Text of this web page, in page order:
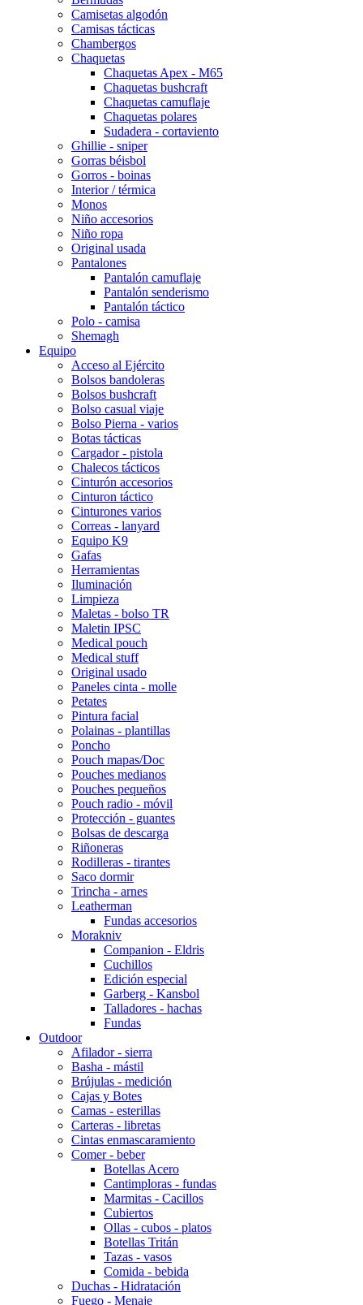
Camisetas algodón
Camisas tácticas
Chambergos
Chaquetas
Chaquetas Apex - M65
Chaquetas bushcraft
Chaquetas camuflaje
Chaquetas polares
Sudadera - cortaviento
Ghillie - sniper
Gorras béisbol
Gorros - boinas
Interior / térmica
Monos
Niño accesorios
Niño ropa
Original usada
Pantalones
Pantalón camuflaje
Pantalón senderismo
Pantalón táctico
Polo - camisa
Shemagh
Equipo
Acceso al Ejército
Bolsos bandoleras
Bolsos bushcraft
Bolso casual viaje
Bolso Pierna - varios
Botas tácticas
Cargador - pistola
Chalecos tácticos
Cinturón accesorios
Cinturon táctico
Cinturones varios
Correas - lanyard
Equipo K9
Gafas
Herramientas
Iluminación
Limpieza
Maletas - bolso TR
Maletin IPSC
Medical pouch
Medical stuff
Original usado
Paneles cinta - molle
Petates
Pintura facial
Polainas - plantillas
Poncho
Pouch mapas/Doc
Pouches medianos
Pouches pequeños
Pouch radio - móvil
Protección - guantes
Bolsas de descarga
Riñoneras
Rodilleras - tirantes
Saco dormir
Trincha - arnes
Leatherman
Fundas accesorios
Morakniv
Companion - Eldris
Cuchillos
Edición especial
Garberg - Kansbol
Talladores - hachas
Fundas
Outdoor
Afilador - sierra
Basha - mástil
Brújulas - medición
Cajas y Botes
Camas - esterillas
Carteras - libretas
Cintas enmascaramiento
Comer - beber
Botellas Acero
Cantimploras - fundas
Marmitas - Cacillos
Cubiertos
Ollas - cubos - platos
Botellas Tritán
Tazas - vasos
Comida - bebida
Duchas - Hidratación
Fuego - Menaje